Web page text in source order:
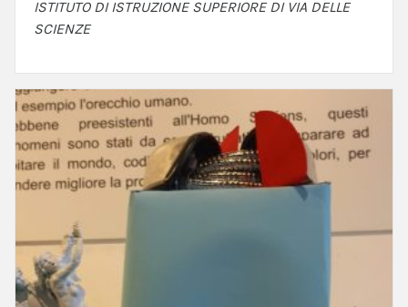
ISTITUTO DI ISTRUZIONE SUPERIORE DI VIA DELLE
SCIENZE